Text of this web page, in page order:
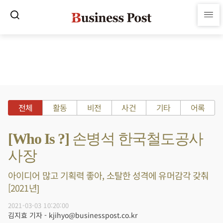
전체 활동 비전 사건 기타 어록
[Who Is ?] 손병석 한국철도공사
사장
아이디어 많고 기획력 좋아, 소탈한 성격에 유머감각 갖춰
[2021년]
2021-03-03 10:20:00
김지효 기자 - kjihyo@businesspost.co.kr